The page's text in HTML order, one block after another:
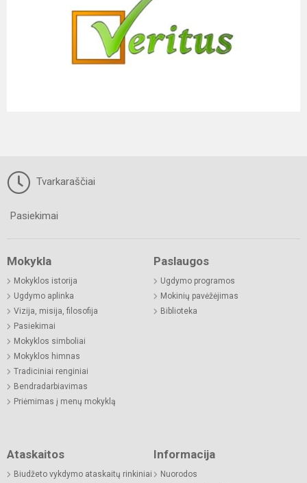
Tvarkaraščiai
Pasiekimai
Mokykla
Mokyklos istorija
Ugdymo aplinka
Vizija, misija, filosofija
Pasiekimai
Mokyklos simboliai
Mokyklos himnas
Tradiciniai renginiai
Bendradarbiavimas
Priėmimas į menų mokyklą
Paslaugos
Ugdymo programos
Mokinių pavėžėjimas
Biblioteka
Ataskaitos
Biudžeto vykdymo ataskaitų rinkiniai
Informacija
Nuorodos